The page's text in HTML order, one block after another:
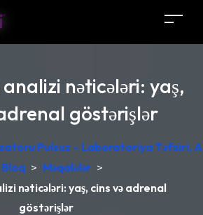
nəticələri: yaş,
göstərişlər
Pulsuz – Laboratoriya Təfsiri,
Bloq > Məqalələr >
nəticələri: yaş, cins və adrenal
göstərişlər